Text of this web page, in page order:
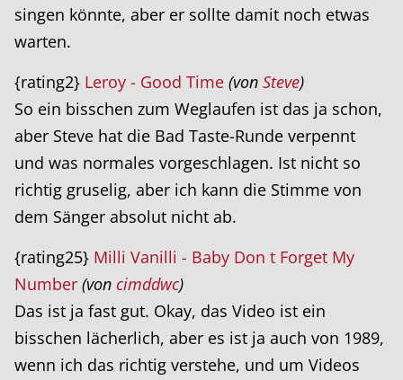
singen könnte, aber er sollte damit noch etwas
warten.
{rating2} Leroy - Good Time (von Steve)
So ein bisschen zum Weglaufen ist das ja schon,
aber Steve hat die Bad Taste-Runde verpennt
und was normales vorgeschlagen. Ist nicht so
richtig gruselig, aber ich kann die Stimme von
dem Sänger absolut nicht ab.
{rating25} Milli Vanilli - Baby Don t Forget My
Number (von cimddwc)
Das ist ja fast gut. Okay, das Video ist ein
bisschen lächerlich, aber es ist ja auch von 1989,
wenn ich das richtig verstehe, und um Videos